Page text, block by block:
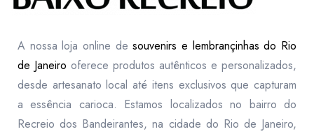
A nossa loja online desouvenirs e lembrançinhas do Rio
de Janeiro oferece produtos autênticos e personalizados,
desde artesanato local até itens exclusivos que capturam
a essência carioca. Estamos localizados no bairro do
Recreio dos Bandeirantes, na cidade do Rio de Janeiro,